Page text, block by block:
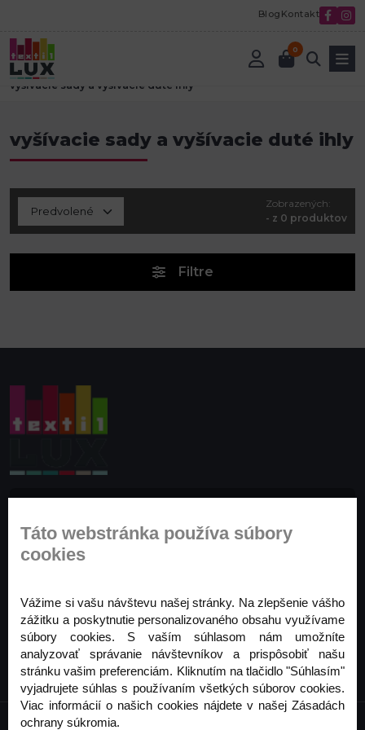
Blog Kontakt
0
Úvod
vyšívacie sady a vyšívacie duté ihly
vyšívacie sady a vyšívacie duté ihly
Zobrazených:
- z 0 produktov
Filtre
Buďte prvý, kto to vie. Zaregistrujte sa na odber
noviniek ešte dnes
Odoberať
Táto webstránka používa súbory
cookies
Vážime si vašu návštevu našej stránky. Na zlepšenie vášho
zážitku a poskytnutie personalizovaného obsahu využívame
súbory cookies. S vaším súhlasom nám umožníte
analyzovať správanie návštevníkov a prispôsobiť našu
stránku vašim preferenciám. Kliknutím na tlačidlo "Súhlasím"
vyjadrujete súhlas s používaním všetkých súborov cookies.
Viac informácií o našich cookies nájdete v našej Zásadách
ochrany súkromia.